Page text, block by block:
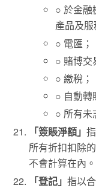
○ 於金融
產品及服
○ 電匯；
○ 賭博交
○ 繳稅；
○ 自動轉
○ 所有
「簽賬淨額」
所有折扣扣除
不會計算在內。
「登記」指以